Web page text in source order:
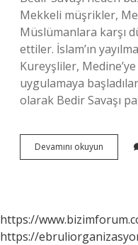
Mekkeli müşrikler,
Müslümanlara karşı
ettiler. İslam’ın
Kureyşliler,
uygulamaya
olarak Bedir Savaşı
Devamını okuyun
Ilk
https://
https://